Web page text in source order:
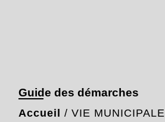
Guide des démarches
Accueil / VIE MUNICIPALE